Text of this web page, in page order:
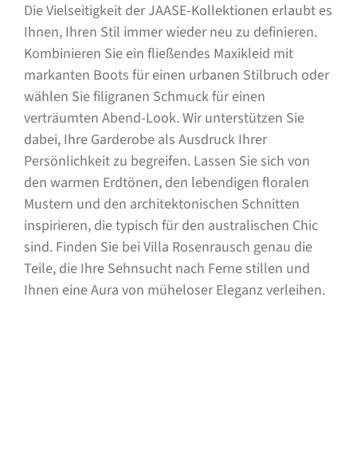
Die Vielseitigkeit der JAASE-Kollektionen erlaubt es
Ihnen, Ihren Stil immer wieder neu zu definieren.
Kombinieren Sie ein fließendes Maxikleid mit
markanten Boots für einen urbanen Stilbruch oder
wählen Sie filigranen Schmuck für einen
verträumten Abend-Look. Wir unterstützen Sie
dabei, Ihre Garderobe als Ausdruck Ihrer
Persönlichkeit zu begreifen. Lassen Sie sich von
den warmen Erdtönen, den lebendigen floralen
Mustern und den architektonischen Schnitten
inspirieren, die typisch für den australischen Chic
sind. Finden Sie bei Villa Rosenrausch genau die
Teile, die Ihre Sehnsucht nach Ferne stillen und
Ihnen eine Aura von müheloser Eleganz verleihen.